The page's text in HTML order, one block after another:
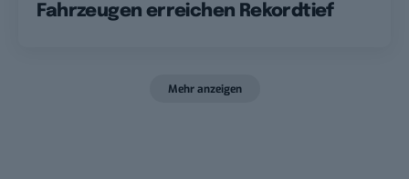
Fahrzeugen erreichen Rekordtief
Mehr anzeigen